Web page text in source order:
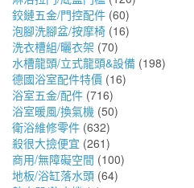
鉸鏈五金/門控配件 (60)
泡腳洗腳盆/按摩椅 (16)
洗衣槽組/曬衣架 (70)
水槽龍頭/立式龍頭&設備 (198)
德國浴室配件特價 (16)
浴室五金/配件 (716)
浴室暖風/換氣機 (50)
衛浴維修零件 (632)
殺很大撿便宜 (261)
商用/無障礙空間 (100)
地板/浴缸落水頭 (64)